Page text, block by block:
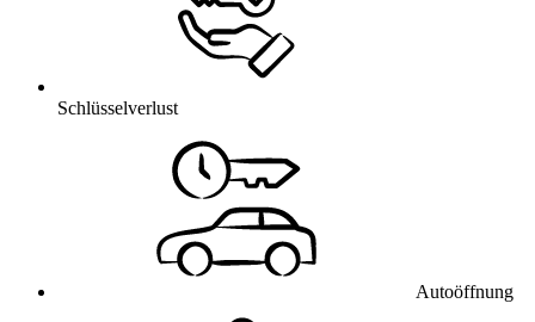
Schlüsselverlust
Autoöffnung